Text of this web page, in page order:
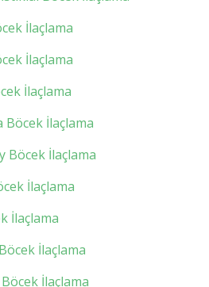
İlaçlama
İlaçlama
İlaçlama
İlaçlama
İlaçlama
İlaçlama
İlaçlama
İlaçlama
İlaçlama